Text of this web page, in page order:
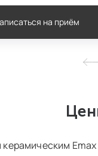
на приём